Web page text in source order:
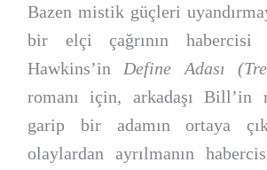
Bazen mistik güçleri
bir elçi çağrının
Hawkins’in Define Adası
romanı için, arkadaşı Bill’in
garip bir adamın ortaya
olaylardan ayrılmanın